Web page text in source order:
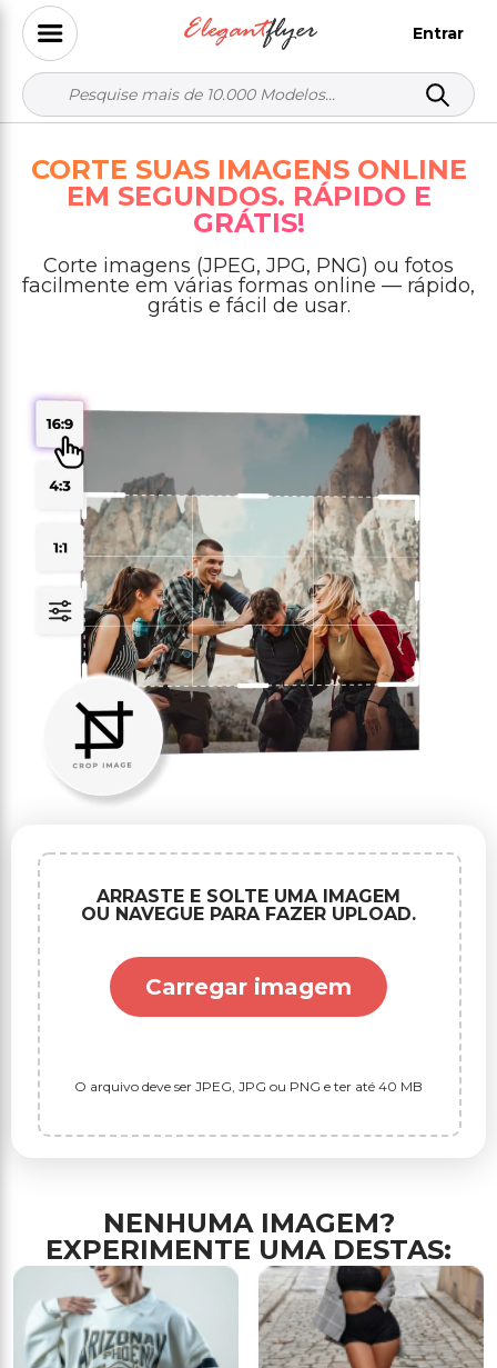
Entrar
CORTE SUAS IMAGENS ONLINE
EM SEGUNDOS. RÁPIDO E
GRÁTIS!
Corte imagens (JPEG, JPG, PNG) ou fotos
facilmente em várias formas online — rápido,
grátis e fácil de usar.
ARRASTE E SOLTE UMA IMAGEM
OU NAVEGUE PARA FAZER UPLOAD.
Carregar imagem
O arquivo deve ser JPEG, JPG ou PNG e ter até 40 MB
NENHUMA IMAGEM?
EXPERIMENTE UMA DESTAS: